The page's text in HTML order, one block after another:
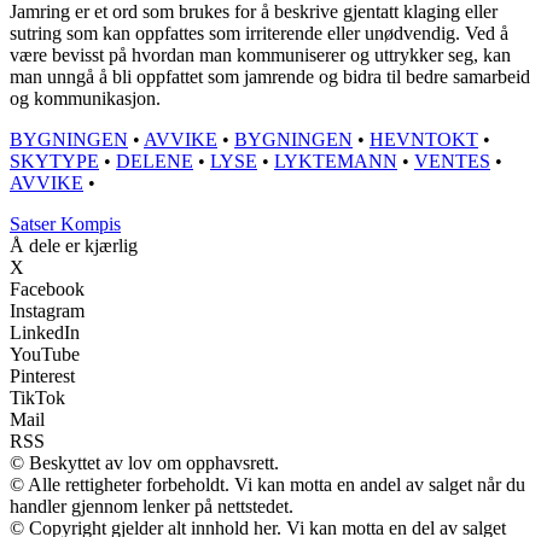
Jamring er et ord som brukes for å beskrive gjentatt klaging eller
sutring som kan oppfattes som irriterende eller unødvendig. Ved å
være bevisst på hvordan man kommuniserer og uttrykker seg, kan
man unngå å bli oppfattet som jamrende og bidra til bedre samarbeid
og kommunikasjon.
BYGNINGEN • AVVIKE • BYGNINGEN • HEVNTOKT •
SKYTYPE • DELENE • LYSE • LYKTEMANN • VENTES •
AVVIKE •
Satser Kompis
Å dele er kjærlig
X
Facebook
Instagram
LinkedIn
YouTube
Pinterest
TikTok
Mail
RSS
© Beskyttet av lov om opphavsrett.
© Alle rettigheter forbeholdt. Vi kan motta en andel av salget når du
handler gjennom lenker på nettstedet.
© Copyright gjelder alt innhold her. Vi kan motta en del av salget